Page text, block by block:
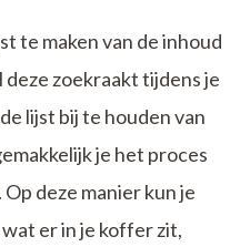
te maken van de inhoud
zoekraakt tijdens je
lijst bij te houden van
je het proces
deze manier kun je
er in je koffer zit,